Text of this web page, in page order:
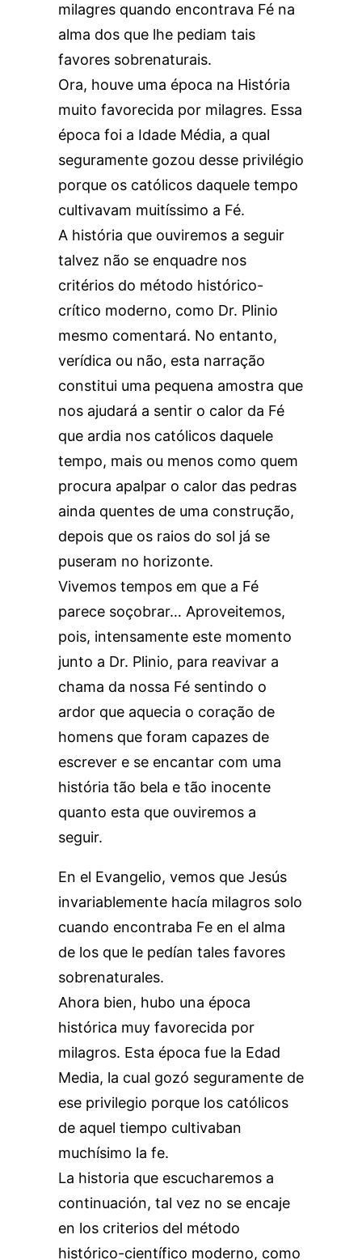
milagres quando encontrava Fé na
alma dos que lhe pediam tais
favores sobrenaturais.
Ora, houve uma época na História
muito favorecida por milagres. Essa
época foi a Idade Média, a qual
seguramente gozou desse privilégio
porque os católicos daquele tempo
cultivavam muitíssimo a Fé.
A história que ouviremos a seguir
talvez não se enquadre nos
critérios do método histórico-
crítico moderno, como Dr. Plinio
mesmo comentará. No entanto,
verídica ou não, esta narração
constitui uma pequena amostra que
nos ajudará a sentir o calor da Fé
que ardia nos católicos daquele
tempo, mais ou menos como quem
procura apalpar o calor das pedras
ainda quentes de uma construção,
depois que os raios do sol já se
puseram no horizonte.
Vivemos tempos em que a Fé
parece soçobrar… Aproveitemos,
pois, intensamente este momento
junto a Dr. Plinio, para reavivar a
chama da nossa Fé sentindo o
ardor que aquecia o coração de
homens que foram capazes de
escrever e se encantar com uma
história tão bela e tão inocente
quanto esta que ouviremos a
seguir.
En el Evangelio, vemos que Jesús
invariablemente hacía milagros solo
cuando encontraba Fe en el alma
de los que le pedían tales favores
sobrenaturales.
Ahora bien, hubo una época
histórica muy favorecida por
milagros. Esta época fue la Edad
Media, la cual gozó seguramente de
ese privilegio porque los católicos
de aquel tiempo cultivaban
muchísimo la fe.
La historia que escucharemos a
continuación, tal vez no se encaje
en los criterios del método
histórico-científico moderno, como